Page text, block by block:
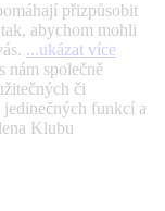
přizpůsobit
abychom mohli
...ukázat více
nám společně
či
funkcí a
Klubu